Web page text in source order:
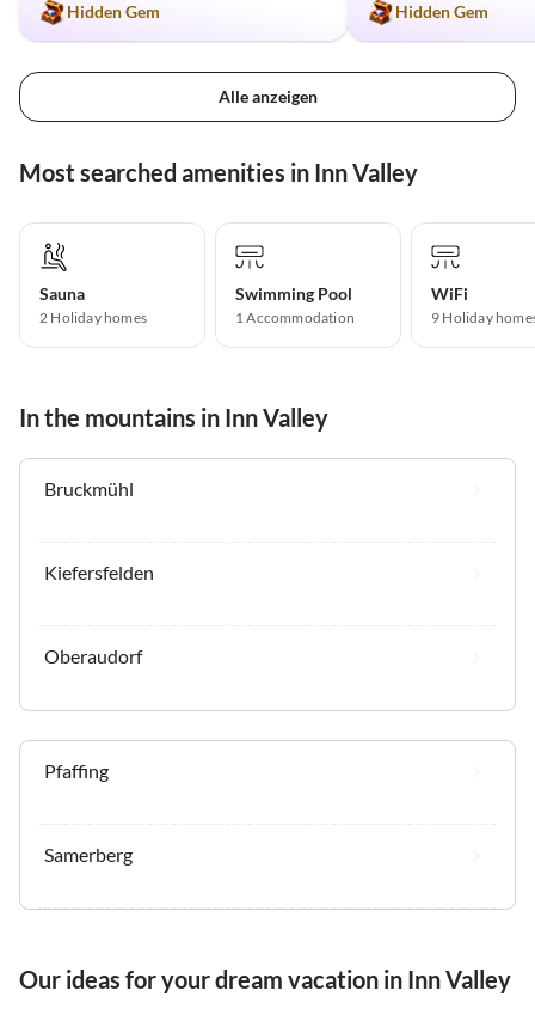
Hidden Gem Hidden Gem
Alle anzeigen
Most searched amenities in Inn Valley
Sauna
2 Holiday homes
Swimming Pool
1 Accommodation
WiFi
9 Holiday
In the mountains in Inn Valley
Bruckmühl
Kiefersfelden
Oberaudorf
Pfaffing
Samerberg
Our ideas for your dream vacation in Inn Valley